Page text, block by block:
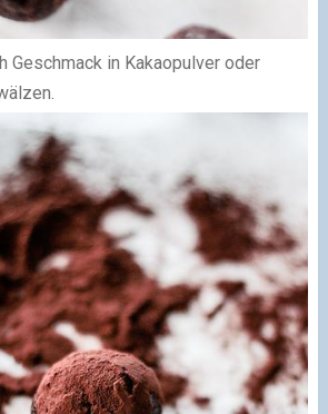
Geschmack in Kakaopulver oder